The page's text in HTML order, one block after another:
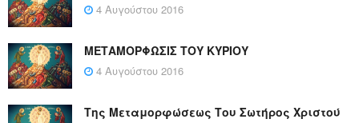
4 Αυγούστου 2016
ΜΕΤΑΜΟΡΦΩΣΙΣ ΤΟΥ ΚΥΡΙΟΥ
4 Αυγούστου 2016
Της Μεταμορφώσεως Του Σωτήρος Χριστού